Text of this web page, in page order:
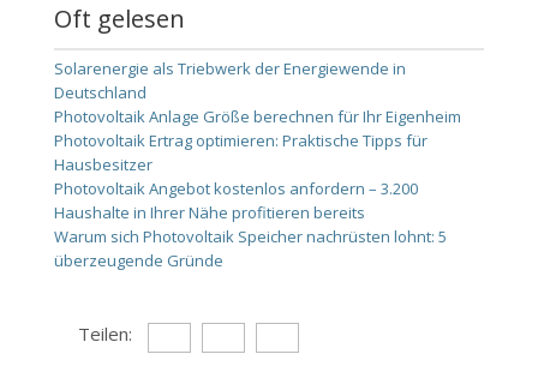
Oft gelesen
Solarenergie als Triebwerk der Energiewende in
Deutschland
Photovoltaik Anlage Größe berechnen für Ihr Eigenheim
Photovoltaik Ertrag optimieren: Praktische Tipps für
Hausbesitzer
Photovoltaik Angebot kostenlos anfordern – 3.200
Haushalte in Ihrer Nähe profitieren bereits
Warum sich Photovoltaik Speicher nachrüsten lohnt: 5
überzeugende Gründe
Teilen: